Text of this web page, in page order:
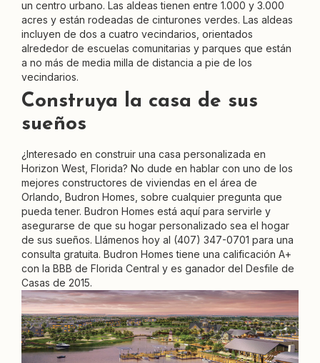
un centro urbano. Las aldeas tienen entre 1.000 y 3.000
acres y están rodeadas de cinturones verdes. Las aldeas
incluyen de dos a cuatro vecindarios, orientados
alrededor de escuelas comunitarias y parques que están
a no más de media milla de distancia a pie de los
vecindarios.
Construya la casa de sus
sueños
¿Interesado en construir una casa personalizada en
Horizon West, Florida? No dude en hablar con uno de los
mejores constructores de viviendas en el área de
Orlando, Budron Homes, sobre cualquier pregunta que
pueda tener. Budron Homes está aquí para servirle y
asegurarse de que su hogar personalizado sea el hogar
de sus sueños. Llámenos hoy al (407) 347-0701 para una
consulta gratuita. Budron Homes tiene una calificación A+
con la BBB de Florida Central y es ganador del Desfile de
Casas de 2015.